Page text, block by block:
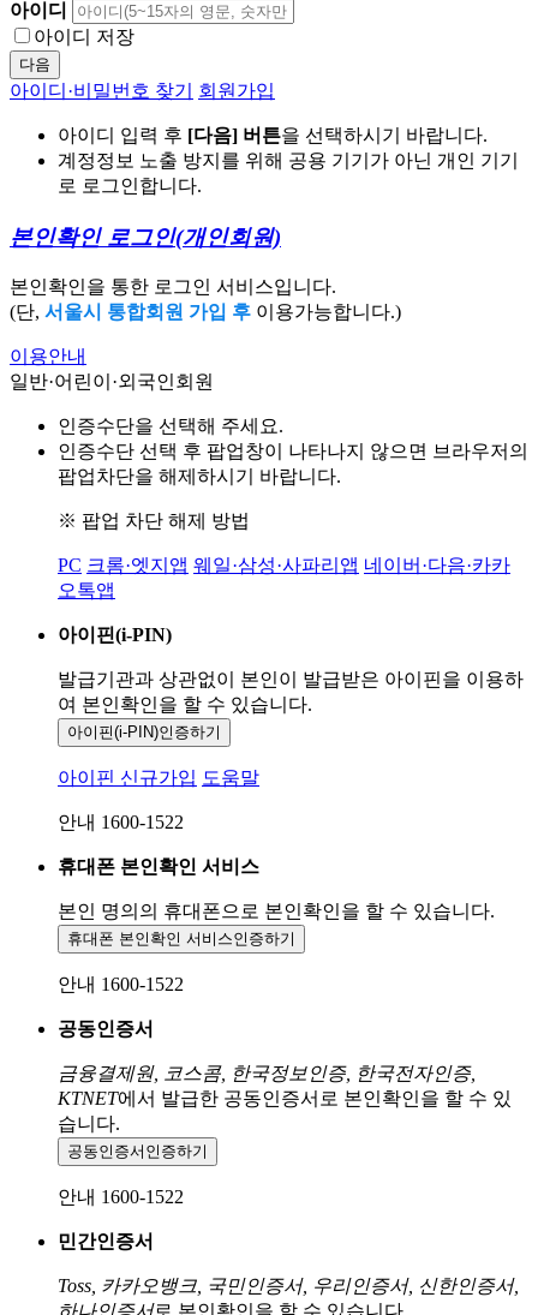
아이디
아이디 저장
다음
아이디·비밀번호 찾기 회원가입
아이디 입력 후 [다음] 버튼을 선택하시기 바랍니다.
계정정보 노출 방지를 위해 공용 기기가 아닌 개인 기기
로 로그인합니다.
본인확인 로그인(개인회원)
본인확인을 통한 로그인 서비스입니다.
(단, 서울시 통합회원 가입 후 이용가능합니다.)
이용안내
일반·어린이·외국인회원
인증수단을 선택해 주세요.
인증수단 선택 후 팝업창이 나타나지 않으면 브라우저의
팝업차단을 해제하시기 바랍니다.
※ 팝업 차단 해제 방법
PC 크롬·엣지앱 웨일·삼성·사파리앱 네이버·다음·카카
오톡앱
아이핀(i-PIN)
발급기관과 상관없이 본인이 발급받은 아이핀을 이용하
여 본인확인을 할 수 있습니다.
아이핀(i-PIN)인증하기
아이핀 신규가입 도움말
안내 1600-1522
휴대폰 본인확인 서비스
본인 명의의 휴대폰으로 본인확인을 할 수 있습니다.
휴대폰 본인확인 서비스인증하기
안내 1600-1522
공동인증서
금융결제원, 코스콤, 한국정보인증, 한국전자인증,
KTNET에서 발급한 공동인증서로 본인확인을 할 수 있
습니다.
공동인증서 인증하기
안내 1600-1522
민간인증서
Toss, 카카오뱅크, 국민인증서, 우리인증서, 신한인증서,